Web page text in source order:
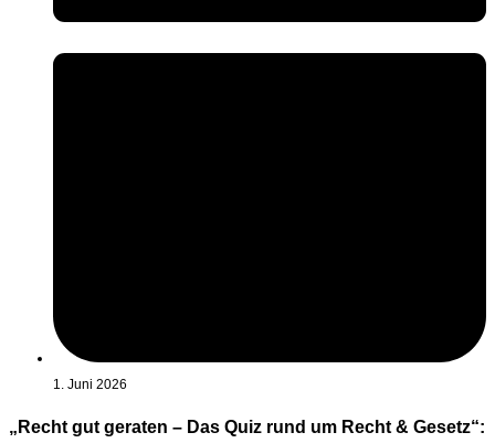
1. Juni 2026
„Recht gut geraten – Das Quiz rund um Recht & Gesetz“: